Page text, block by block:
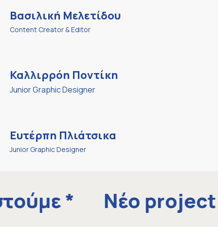
Βασιλική Μελετίδου
Content Creator & Editor
Καλλιρρόη Ποντίκη
Junior Graphic Designer
Ευτέρπη Πλιάτσικα
Junior Graphic Designer
* Νέο project